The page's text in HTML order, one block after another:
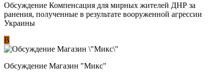
Обсуждение Компенсация для мирных жителей ДНР за
ранения, полученные в результате вооруженной агрессии
Украины
В
Обсуждение Магазин "Микс"